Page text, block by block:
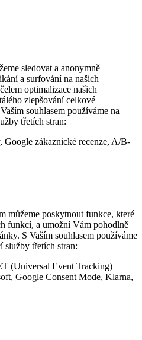
sledovat a anonymně
a surfování na našich
optimalizace našich
zlepšování celkové
souhlasem používáme na
třetích stran:
zákaznické recenze, A/B-
můžeme poskytnout funkce, které
funkcí, a umožní Vám pohodlně
S Vaším souhlasem používáme
služby třetích stran:
(Universal Event Tracking)
Google Consent Mode, Klarna,